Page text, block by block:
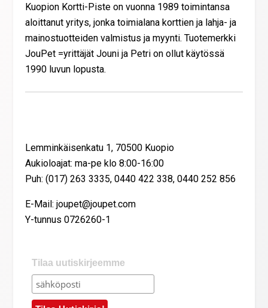
Kuopion Kortti-Piste on vuonna 1989 toimintansa
aloittanut yritys, jonka toimialana korttien ja lahja- ja
mainostuotteiden valmistus ja myynti. Tuotemerkki
JouPet =yrittäjät Jouni ja Petri on ollut käytössä
1990 luvun lopusta.
Lemminkäisenkatu 1, 70500 Kuopio
Aukioloajat: ma-pe klo 8:00-16:00
Puh: (017) 263 3335, 0440 422 338, 0440 252 856
E-Mail: joupet@joupet.com
Y-tunnus 0726260-1
Tilaa uutiskirjeemme